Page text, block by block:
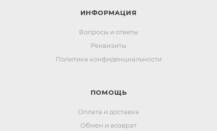
ИНФОРМАЦИЯ
Вопросы и ответы
Реквизиты
Политика конфиденциальности
ПОМОЩЬ
Оплата и доставка
Обмен и возврат